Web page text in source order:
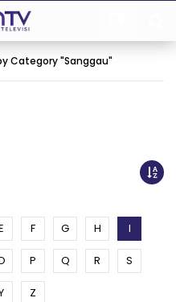
Category "Sanggau"
F G H I
P Q R S
Z